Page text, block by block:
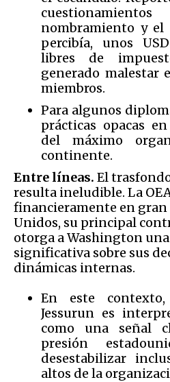
nombramiento y el
percibía, unos
libres de
generado malestar
miembros.
Para algunos
prácticas opacas
del máximo
continente.
Entre líneas. El
resulta ineludible. La
financieramente en gran
Unidos, su principal
otorga a Washington
significativa sobre sus
dinámicas internas.
En este
Jessurun es
como una señal
presión
desestabilizar
altos de la